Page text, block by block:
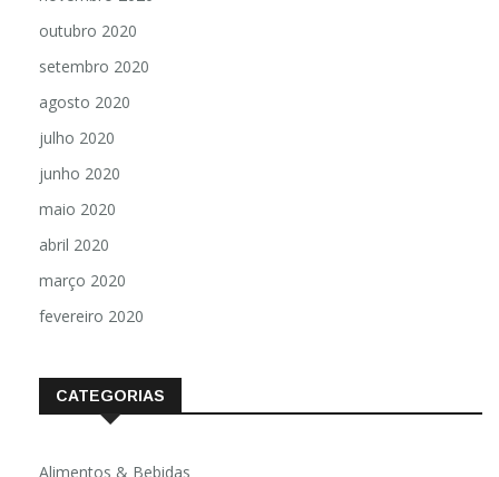
outubro 2020
setembro 2020
agosto 2020
julho 2020
junho 2020
maio 2020
abril 2020
março 2020
fevereiro 2020
CATEGORIAS
Alimentos & Bebidas